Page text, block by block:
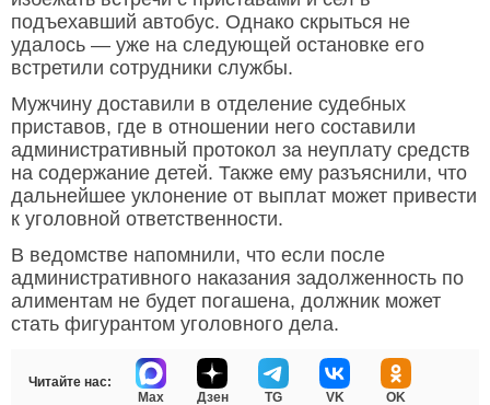
подъехавший автобус. Однако скрыться не
удалось — уже на следующей остановке его
встретили сотрудники службы.
Мужчину доставили в отделение судебных
приставов, где в отношении него составили
административный протокол за неуплату средств
на содержание детей. Также ему разъяснили, что
дальнейшее уклонение от выплат может привести
к уголовной ответственности.
В ведомстве напомнили, что если после
административного наказания задолженность по
алиментам не будет погашена, должник может
стать фигурантом уголовного дела.
Читайте нас:
Max
Дзен TG VK OK